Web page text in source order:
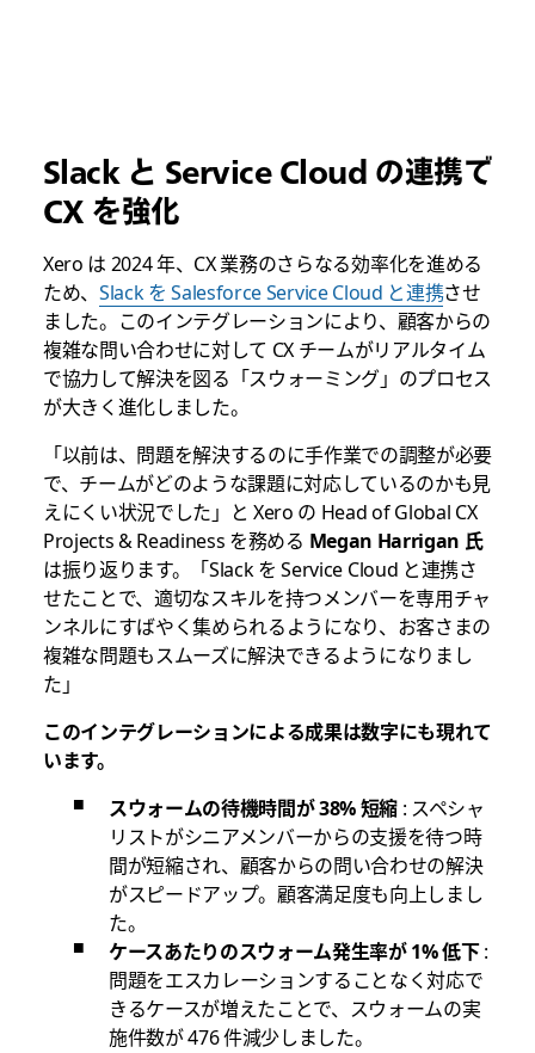
Slack と Service Cloud の連携で
CX を強化
Xero は 2024 年、CX 業務のさらなる効率化を進める
ため、 Slack を Salesforce Service Cloud と連携させ
ました。このインテグレーションにより、顧客からの
複雑な問い合わせに対して CX チームがリアルタイム
で協力して解決を図る「スウォーミング」のプロセス
が大きく進化しました。
「以前は、問題を解決するのに手作業での調整が必要
で、チームがどのような課題に対応しているのかも見
えにくい状況でした」と Xero の Head of Global CX
Projects & Readiness を務める Megan Harrigan 氏
は振り返ります。「Slack を Service Cloud と連携さ
せたことで、適切なスキルを持つメンバーを専用チャ
ンネルにすばやく集められるようになり、お客さまの
複雑な問題もスムーズに解決できるようになりまし
た」
このインテグレーションによる成果は数字にも現れて
います。
スウォームの待機時間が 38% 短縮 : スペシャ
リストがシニアメンバーからの支援を待つ時
間が短縮され、顧客からの問い合わせの解決
がスピードアップ。顧客満足度も向上しまし
た。
ケースあたりのスウォーム発生率が 1% 低下:
問題をエスカレーションすることなく対応で
きるケースが増えたことで、スウォームの実
施件数が 476 件減少しました。